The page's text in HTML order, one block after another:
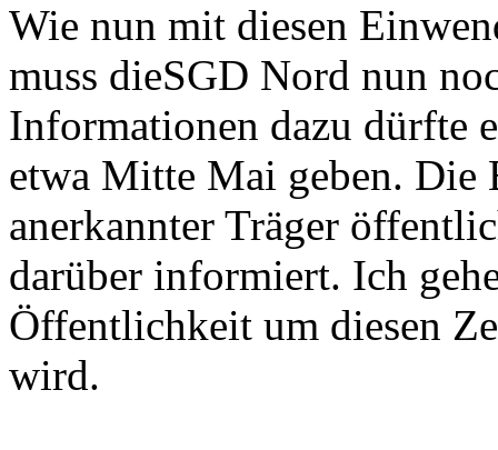
Wie nun mit diesen
muss dieSGD Nord nun
Informationen dazu dürfte
etwa Mitte Mai geben.
anerkannter Träger
darüber informiert. Ich
Öffentlichkeit um diesen
wird.